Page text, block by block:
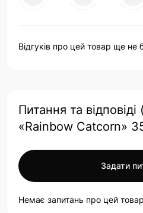
Відгуків про цей товар ще не
Питання та
«Rainbow Catcorn»
Задати
Немає запитань про цей